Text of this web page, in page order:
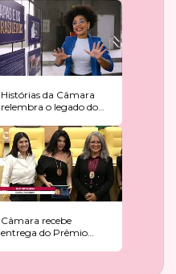
Histórias da Câmara
relembra o legado do
Câmara recebe
entrega do Prêmio